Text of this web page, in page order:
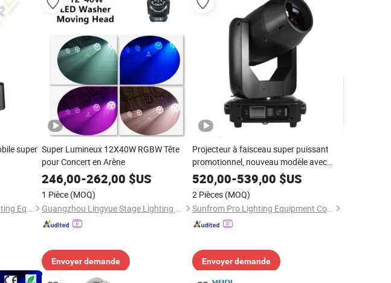
super
Guangzhou Yuing Stage Lighting Equipment Co., Ltd.
Super Lumineux 12X40W RGBW Tête
pour Concert en Arène
246,00-262,00 $US
1 Pièce (MOQ)
Guangzhou Lingyue Stage Lighting Equipment Co., Ltd.
Envoyer demande
Projecteur à faisceau super puissant
promotionnel, nouveau modèle avec
zoom et tête mobile
520,00-539,00 $US
2 Pièces (MOQ)
Sunfrom Pro Lighting Equipment Co., Ltd.
Envoyer demande